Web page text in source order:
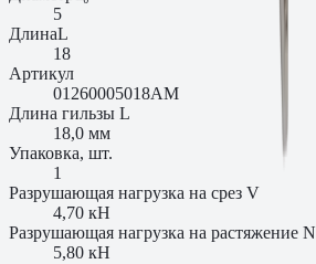
5
ДлинаL
18
Артикул
01260005018AM
Длина гильзы L
18,0 мм
Упаковка, шт.
1
Разрушающая нагрузка на срез V
4,70 кН
Разрушающая нагрузка на растяжение N
5,80 кН